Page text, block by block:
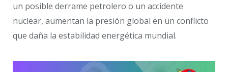
un posible derrame petrolero o un accidente
nuclear, aumentan la presión global en un conflicto
que daña la estabilidad energética mundial.